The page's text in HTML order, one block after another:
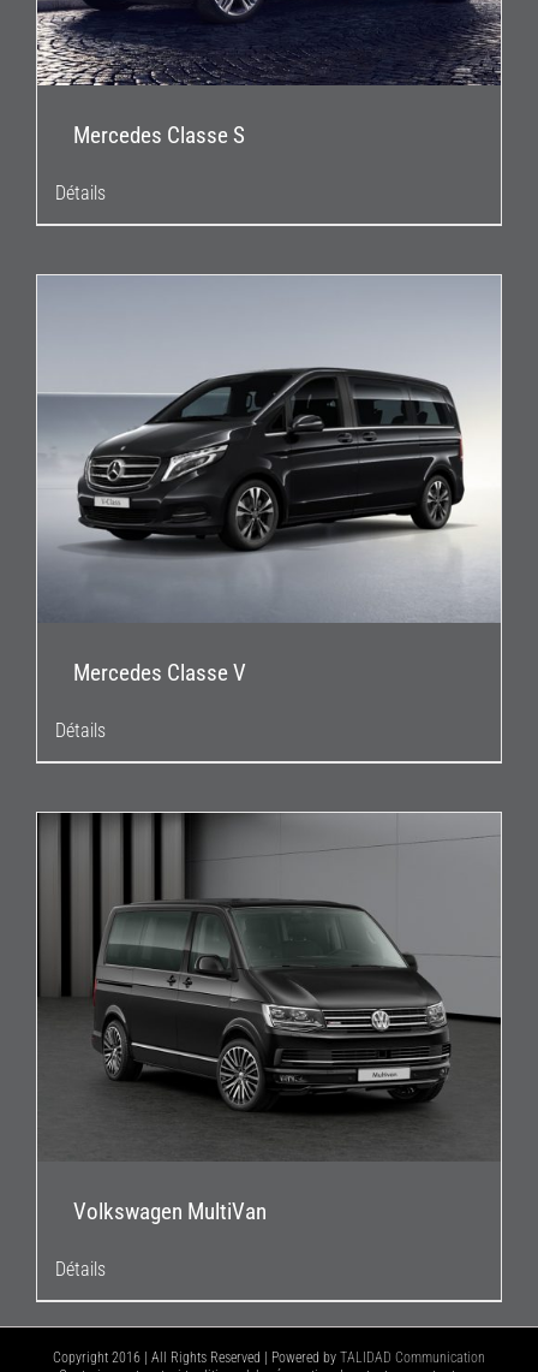
Mercedes Classe S
Détails
Mercedes Classe V
Détails
Volkswagen MultiVan
Détails
Copyright 2016 | All Rights Reserved | Powered by TALIDAD Communication